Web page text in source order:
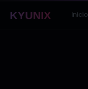
KYUNIX Inicio